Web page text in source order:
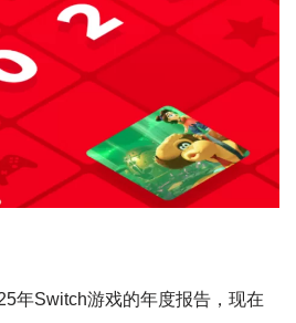
年Switch游戏的年度报告，现在